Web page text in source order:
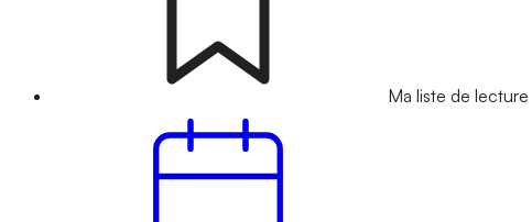
Ma liste de lecture